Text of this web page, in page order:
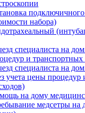
подключичного
набора)
специалиста на
и транспортных
специалиста на дом
учета цены процедур
на дому
медсетры на